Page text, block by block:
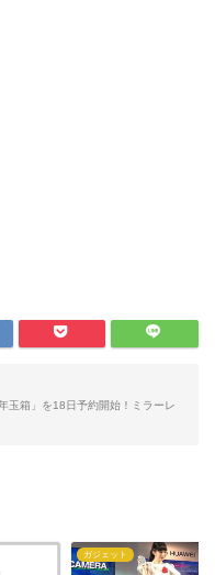
玉箱」を18日予約開始！ミラーレ
ガジェット